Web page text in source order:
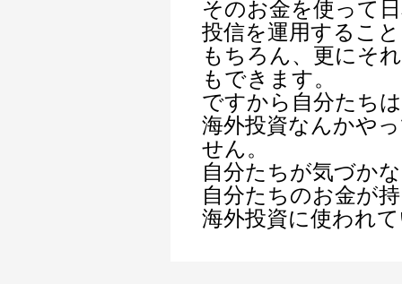
そのお金を使って
投信を運用するこ
もちろん、更にそ
もできます。
ですから自分たちは
海外投資なんかや
せん。
自分たちが気づか
自分たちのお金が
海外投資に使われ